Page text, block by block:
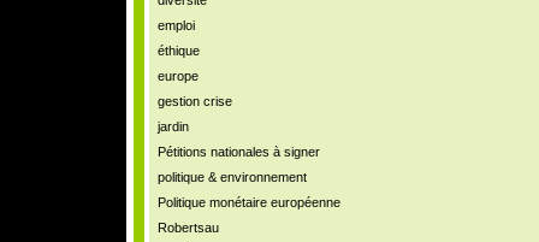
emploi
éthique
europe
gestion crise
jardin
Pétitions nationales à signer
politique & environnement
Politique monétaire européenne
Robertsau